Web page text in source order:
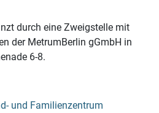
durch eine Zweigstelle mit
der MetrumBerlin gGmbH in
6-8.
und Familienzentrum